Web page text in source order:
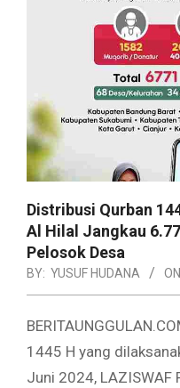
Distribusi Qurban
Al Hilal Jangkau
Pelosok Desa
BY: YUSUF HUDANA
1445 H yang
Juni 2024, LAZISWAF